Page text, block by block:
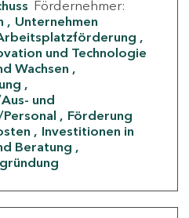
Fördernehmer:
Unternehmen
und Technologie
Wachsen
und
Förderung
Investitionen in
Beratung